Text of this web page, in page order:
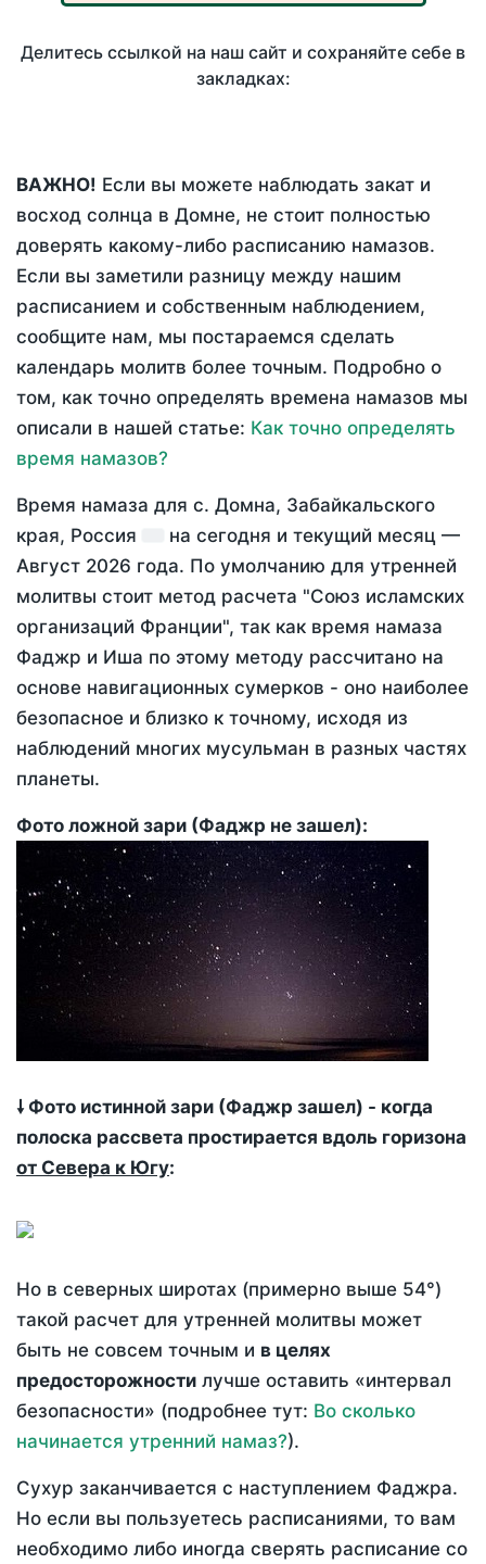
Делитесь ссылкой на наш сайт и сохраняйте себе в
закладках:
ВАЖНО! Если вы можете наблюдать закат и
восход солнца в Домне, не стоит полностью
доверять какому-либо расписанию намазов.
Если вы заметили разницу между нашим
расписанием и собственным наблюдением,
сообщите нам, мы постараемся сделать
календарь молитв более точным. Подробно о
том, как точно определять времена намазов мы
описали в нашей статье: Как точно определять
время намазов?
Время намаза для с. Домна, Забайкальского
края, Россия
на сегодня и текущий месяц —
Август 2026 года. По умолчанию для утренней
молитвы стоит метод расчета "Союз исламских
организаций Франции", так как время намаза
Фаджр и Иша по этому методу рассчитано на
основе навигационных сумерков - оно наиболее
безопасное и близко к точному, исходя из
наблюдений многих мусульман в разных частях
планеты.
Фото ложной зари (Фаджр не зашел):
🠗 Фото истинной зари (Фаджр зашел) - когда
полоска рассвета простирается вдоль горизона
от Севера к Югу:
Но в северных широтах (примерно выше 54°)
такой расчет для утренней молитвы может
быть не совсем точным и в целях
предосторожности лучше оставить «интервал
безопасности» (подробнее тут: Во сколько
начинается утренний намаз?).
Сухур заканчивается с наступлением Фаджра.
Но если вы пользуетесь расписаниями, то вам
необходимо либо иногда сверять расписание со